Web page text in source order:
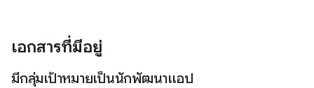
เอกสารที่มีอยู่
มีกลุ่มเป้าหมายเป็นนักพัฒนาแอป